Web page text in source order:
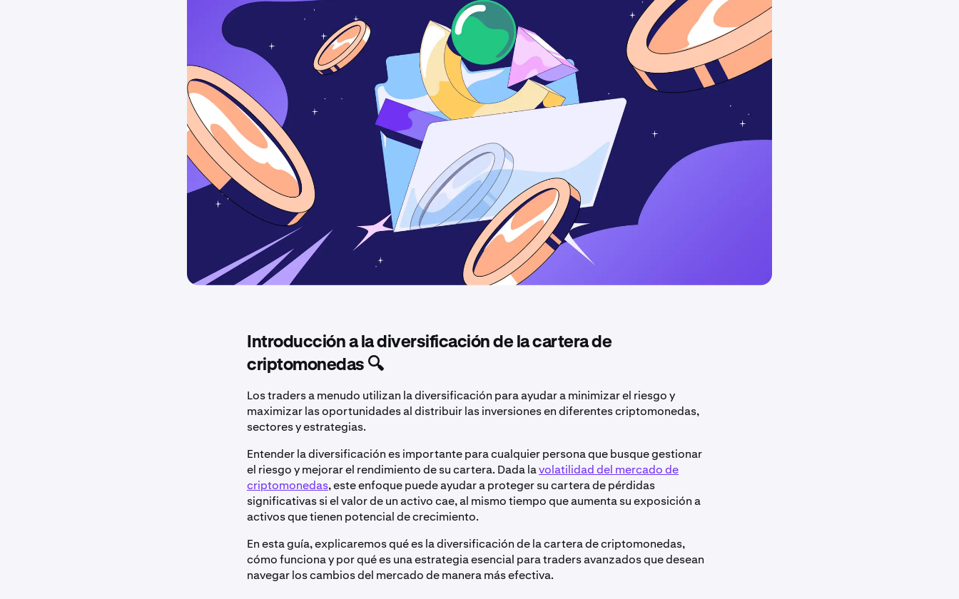
Introducción a la diversificación de la cartera de
criptomonedas 🔍
Los traders a menudo utilizan la diversificación para ayudar a minimizar el riesgo y
maximizar las oportunidades al distribuir las inversiones en diferentes criptomonedas,
sectores y estrategias.
Entender la diversificación es importante para cualquier persona que busque gestionar
el riesgo y mejorar el rendimiento de su cartera. Dada lavolatilidad del mercado de
criptomonedas, este enfoque puede ayudar a proteger su cartera de pérdidas
significativas si el valor de un activo cae, al mismo tiempo que aumenta su exposición a
activos que tienen potencial de crecimiento.
En esta guía, explicaremos qué es la diversificación de la cartera de criptomonedas,
cómo funciona y por qué es una estrategia esencial para traders avanzados que desean
navegar los cambios del mercado de manera más efectiva.